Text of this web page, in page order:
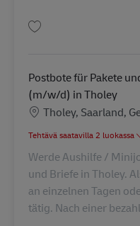
Postbote für Pakete
(m/w/d) in Tholey
Sijainti
Tholey, Saarland,
Tehtävä saatavilla 2 luokassa
Werde Aushilfe /
und Briefe in Tholey.
an einzelnen Tagen
tätig. Nach einer